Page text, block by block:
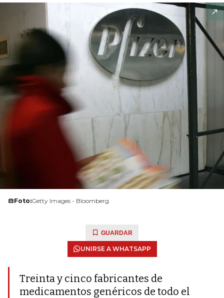
Foto:Getty Images - Bloomberg
GUARDAR
UNIRSE A WHATSAPP
Treinta y cinco fabricantes de
medicamentos genéricos de todo el